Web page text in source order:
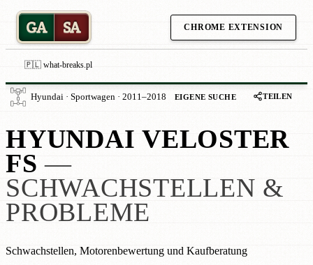
GA SA CHROME EXTENSION
🇵🇱 what-breaks.pl
Hyundai · Sportwagen · 2011–2018 EIGENE SUCHE TEILEN
HYUNDAI VELOSTER
FS —
SCHWACHSTELLEN &
PROBLEME
Schwachstellen, Motorenbewertung und Kaufberatung